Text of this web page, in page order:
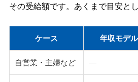
その受給額です。あくまで目安と
ケース 年収モデル
自営業・主婦など ―